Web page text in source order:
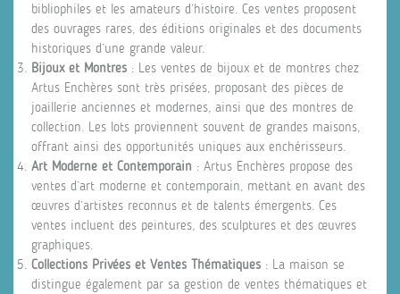
bibliophiles et les amateurs d’histoire. Ces ventes proposent
des ouvrages rares, des éditions originales et des documents
historiques d’une grande valeur.
Bijoux et Montres : Les ventes de bijoux et de montres chez
Artus Enchères sont très prisées, proposant des pièces de
joaillerie anciennes et modernes, ainsi que des montres de
collection. Les lots proviennent souvent de grandes maisons,
offrant ainsi des opportunités uniques aux enchérisseurs.
Art Moderne et Contemporain : Artus Enchères propose des
ventes d’art moderne et contemporain, mettant en avant des
œuvres d’artistes reconnus et de talents émergents. Ces
ventes incluent des peintures, des sculptures et des œuvres
graphiques.
Collections Privées et Ventes Thématiques : La maison se
distingue également par sa gestion de ventes thématiques et